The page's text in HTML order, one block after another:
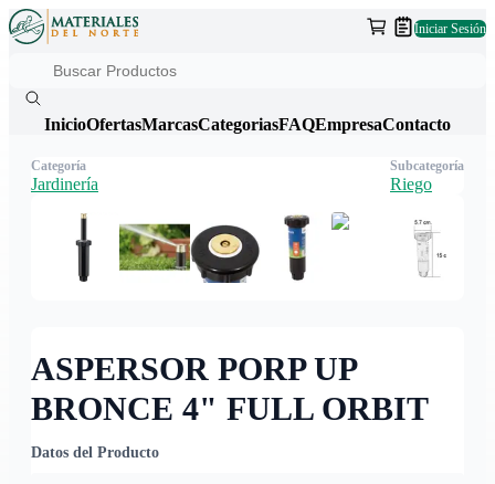
Iniciar Sesión
InicioOfertasMarcasCategoriasFAQEmpresaContacto
ASPERSOR PORP UP
BRONCE 4" FULL ORBIT
Datos del Producto
Categoría
Jardinería
Subcategoría
Riego